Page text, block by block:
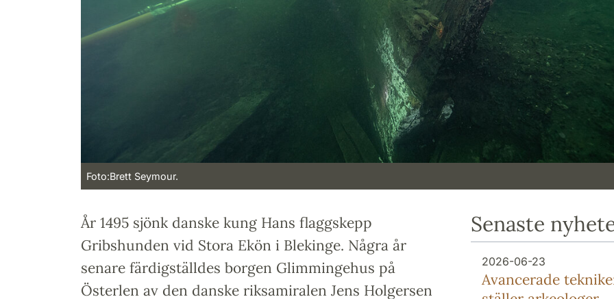
Foto:Brett Seymour.
År 1495 sjönk danske kung Hans flaggskepp
Gribshunden vid Stora Ekön i Blekinge. Några år
senare färdigställdes borgen Glimmingehus på
Österlen av den danske riksamiralen Jens Holgersen
Senaste
2026-06-23
Avancerade